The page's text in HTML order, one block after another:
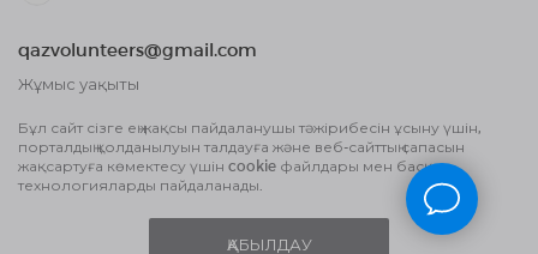
qazvolunteers@gmail.com
Жұмыс уақыты
Жария оферта шарты
Деректерді өңдеу туралы Пайдаланушы
Бұл сайт сізге ең жақсы пайдаланушы тәжірибесін ұсыну үшін,
порталдың қолданылуын талдауға және веб-сайттың сапасын
жақсартуға көмектесу үшін cookie файлдары мен басқа
технологияларды пайдаланады.
ҚАБЫЛДАУ